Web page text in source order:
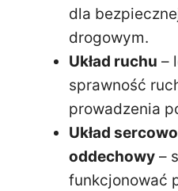
dla
drogowym.
Układ ruchu –
sprawność
prowadzenia
Układ
oddechowy –
funkcjonować